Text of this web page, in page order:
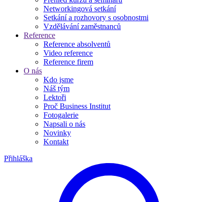
Networkingová setkání
Setkání a rozhovory s osobnostmi
Vzdělávání zaměstnanců
Reference
Reference absolventů
Video reference
Reference firem
O nás
Kdo jsme
Náš tým
Lektoři
Proč Business Institut
Fotogalerie
Napsali o nás
Novinky
Kontakt
Přihláška